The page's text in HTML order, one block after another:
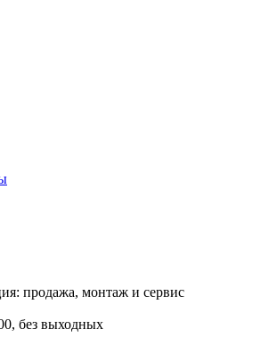
продажа, монтаж и сервис
без выходных